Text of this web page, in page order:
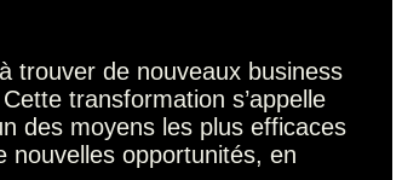
trouver de nouveaux business
transformation s’appelle
des moyens les plus efficaces
nouvelles opportunités, en